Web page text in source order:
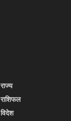
राज्य
राशिफल
विदेश